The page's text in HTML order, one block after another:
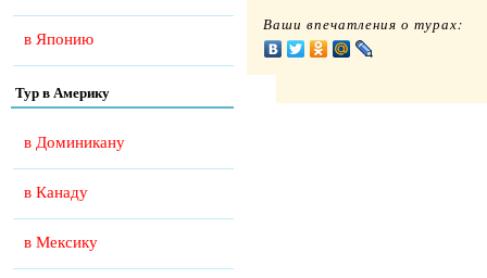
в Японию
Тур в Америку
в Доминикану
в Канаду
в Мексику
Ваши впечатления о турах: